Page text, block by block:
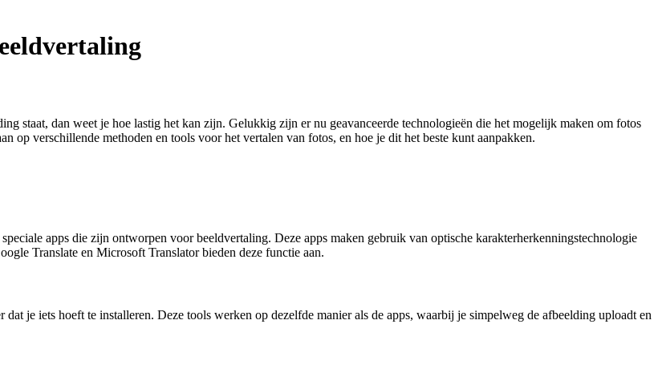
staat, dan weet je hoe lastig het kan zijn. Gelukkig zijn er nu geavanceerde technologieën die het mogelijk maken om fotos
op verschillende methoden en tools voor het vertalen van fotos, en hoe je dit het beste kunt aanpakken.
apps die zijn ontworpen voor beeldvertaling. Deze apps maken gebruik van optische karakterherkenningstechnologie
Translate en Microsoft Translator bieden deze functie aan.
je iets hoeft te installeren. Deze tools werken op dezelfde manier als de apps, waarbij je simpelweg de afbeelding uploadt en